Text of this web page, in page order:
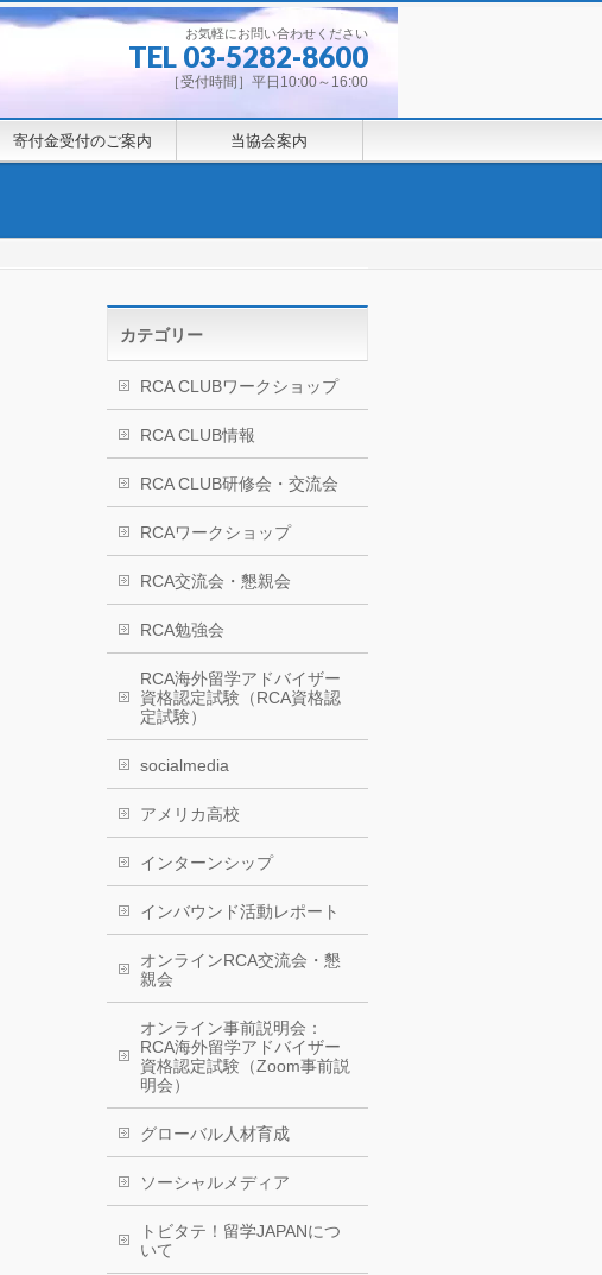
お気軽にお問い合わせください
TEL 03-5282-8600
［受付時間］平日10:00～16:00
寄付金受付のご案内 当協会案内
カテゴリー
RCA CLUBワークショップ
RCA CLUB情報
RCA CLUB研修会・交流会
RCAワークショップ
RCA交流会・懇親会
RCA勉強会
RCA海外留学アドバイザー
資格認定試験（RCA資格認
定試験）
socialmedia
アメリカ高校
インターンシップ
インバウンド活動レポート
オンラインRCA交流会・懇
親会
オンライン事前説明会：
RCA海外留学アドバイザー
資格認定試験（Zoom事前説
明会）
グローバル人材育成
ソーシャルメディア
トビタテ！留学JAPANにつ
いて